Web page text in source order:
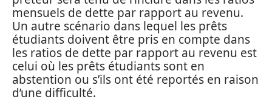
mensuels de dette par rapport au revenu.
Un autre scénario dans lequel les prêts
étudiants doivent être pris en compte dans
les ratios de dette par rapport au revenu est
celui où les prêts étudiants sont en
abstention ou s’ils ont été reportés en raison
d’une difficulté.